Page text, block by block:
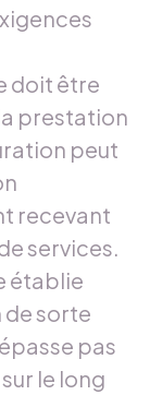
doit être
prestation
peut
recevant
services.
établie
de sorte
pas
le long